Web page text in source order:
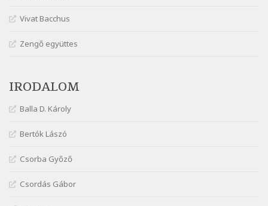
Szélkiáltó
Márai Sándor: Hol vagyok?
Szélkiáltó
Márai Sándor: Ujjgyakorlat 8
Márai Sándor: Zsoltár
Mária Sándor: Hallgatás
Szélkiáltó
Vivat Bacchus
Zengő együttes
IRODALOM
Balla D. Károly
Bertók Lászó
Csorba Győző
Csordás Gábor